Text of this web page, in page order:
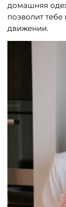
домашняя
позволит тебе
движении.